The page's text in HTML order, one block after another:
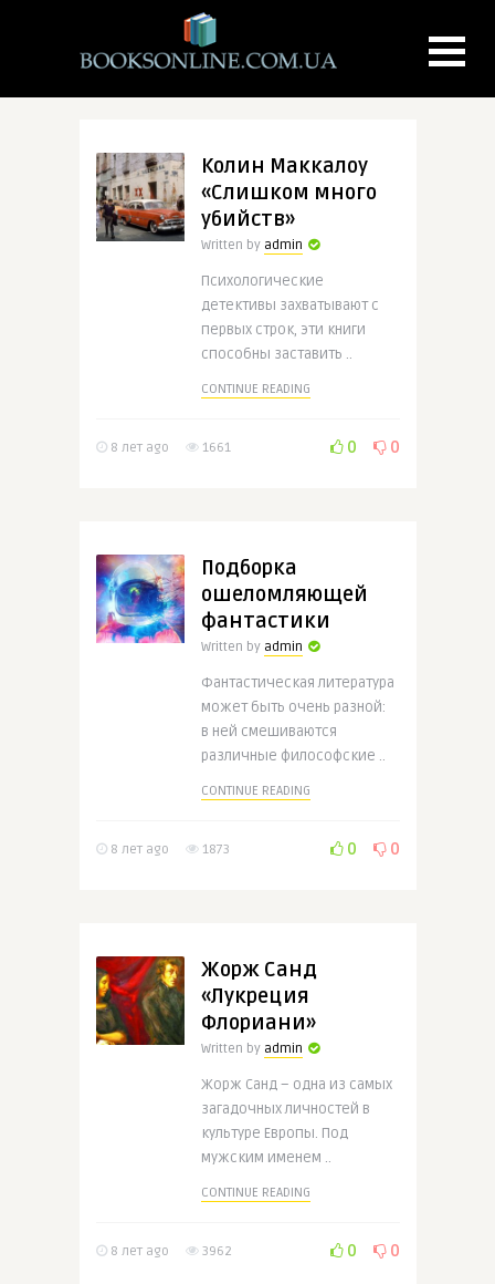
Колин Маккалоу
«Слишком много
убийств»
Written by admin
Психологические
детективы захватывают с
первых строк, эти книги
способны заставить ..
CONTINUE READING
8 лет ago 1661 0 0
Подборка
ошеломляющей
фантастики
Written by admin
Фантастическая литература
может быть очень разной:
в ней смешиваются
различные философские ..
CONTINUE READING
8 лет ago 1873 0 0
Жорж Санд
«Лукреция
Флориани»
Written by admin
Жорж Санд – одна из самых
загадочных личностей в
культуре Европы. Под
мужским именем ..
CONTINUE READING
8 лет ago 3962 0 0